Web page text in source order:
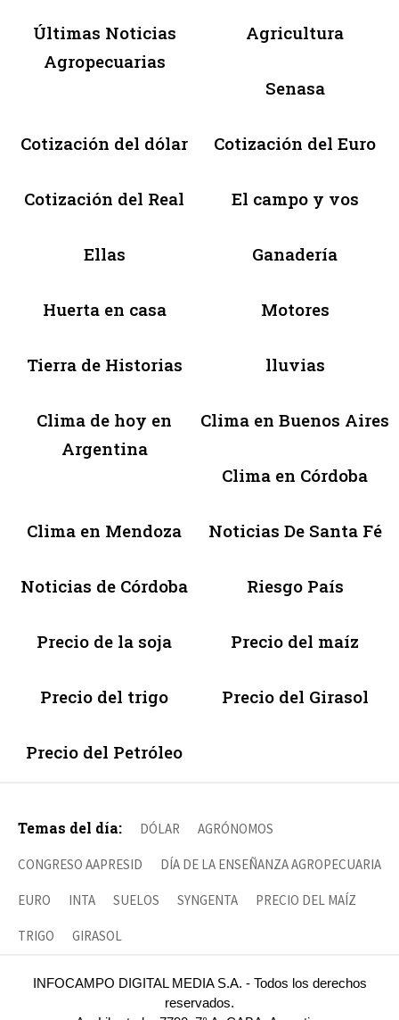
Últimas Noticias
Agropecuarias
Agricultura
Senasa
Cotización del dólar Cotización del Euro
Cotización del Real El campo y vos
Ellas Ganadería
Huerta en casa Motores
Tierra de Historias lluvias
Clima de hoy en
Argentina
Clima en Buenos Aires
Clima en Córdoba
Clima en Mendoza Noticias De Santa Fé
Noticias de Córdoba Riesgo País
Precio de la soja Precio del maíz
Precio del trigo Precio del Girasol
Precio del Petróleo
Temas del día: DÓLAR AGRÓNOMOS
CONGRESO AAPRESID DÍA DE LA ENSEÑANZA AGROPECUARIA
EURO INTA SUELOS SYNGENTA PRECIO DEL MAÍZ
TRIGO GIRASOL
INFOCAMPO DIGITAL MEDIA S.A. - Todos los derechos
reservados.